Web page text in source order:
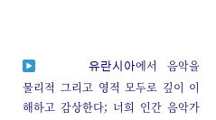
유란시아에서 음악을
물리적 그리고 영적 모두로 깊이 이
해하고 감상한다; 너희 인간 음악가